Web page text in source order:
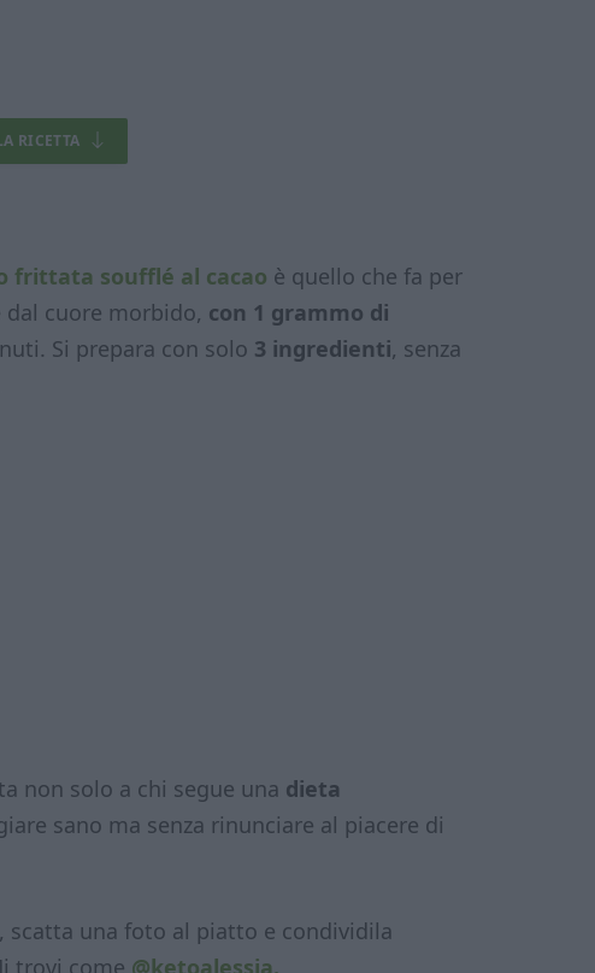
RICETTA
frittata soufflé al cacao è quello che fa per
dal cuore morbido, con 1 grammo di
Si prepara con solo 3 ingredienti, senza
non solo a chi segue una dieta
sano ma senza rinunciare al piacere di
, scatta una foto al piatto e condividila
trovi come @ketoalessia.